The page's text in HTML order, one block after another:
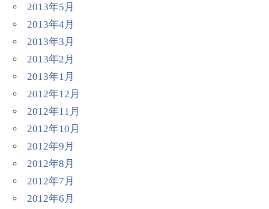
2013年5月
2013年4月
2013年3月
2013年2月
2013年1月
2012年12月
2012年11月
2012年10月
2012年9月
2012年8月
2012年7月
2012年6月